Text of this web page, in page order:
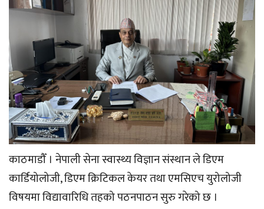
काठमाडौँ । नेपाली सेना स्वास्थ्य विज्ञान संस्थान ले डिएम
कार्डियोलोजी, डिएम क्रिटिकल केयर तथा एमसिएच युरोलोजी
विषयमा विद्यावारिधि तहको पठनपाठन सुरु गरेको छ ।